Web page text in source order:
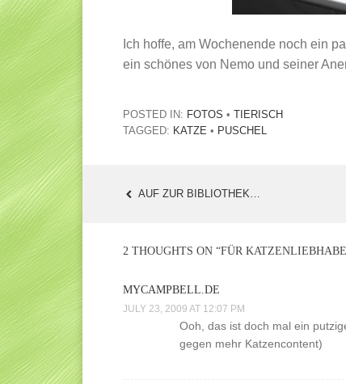
Ich hoffe, am Wochenende noch ein
ein schönes von Nemo und seiner
POSTED IN: FOTOS • TIERISCH
TAGGED: KATZE • PUSCHEL
POST
AUF ZUR BIBLIOTHEK…
2 THOUGHTS ON “FÜR
MYCAMPBELL.DE
JULY 23, 2009 AT 12:07 PM
Ooh, das ist doch mal ein
gegen mehr Katzencontent)